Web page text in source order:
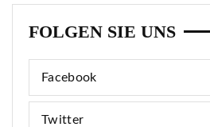
FOLGEN SIE UNS
Facebook
Twitter